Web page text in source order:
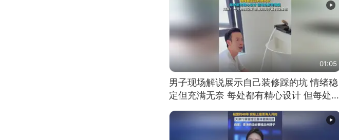
01:05
男子现场解说展示自己装修踩的坑 情绪稳
定但充满无奈 每处都有精心设计 但每处都